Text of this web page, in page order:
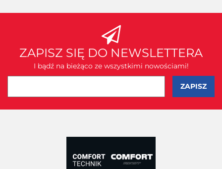
ZAPISZ SIĘ DO NEWSLETTERA
I bądź na bieżąco ze wszystkimi nowościami!